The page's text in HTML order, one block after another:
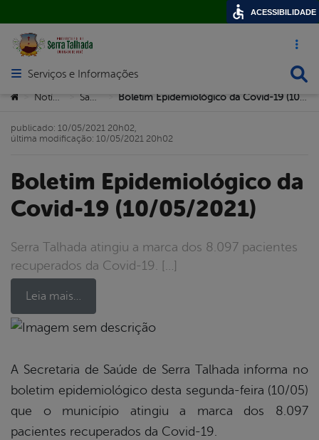
Acesso
Abrir menu principal de navegação
Serviços e Informações
Você está aqui:
> Notícias > >
Boletim Epidemiológico da
Covid-19 (10/05/2021)
Serra Talhada atingiu a marca dos 8.097 pacientes
recuperados da Covid-19. […]
Leia mais…
publicado: 10/05/2021 20h02,
última modificação: 10/05/2021 20h02
A Secretaria de Saúde de Serra Talhada informa no
boletim epidemiológico desta segunda-feira (10/05)
que o município atingiu a marca dos 8.097
pacientes recuperados da Covid-19.
ACESSIBILIDADE